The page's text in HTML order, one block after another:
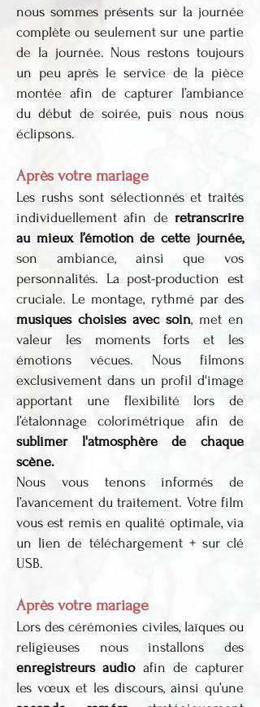
nous sommes présents sur la journée
complète ou seulement sur une partie
de la journée. Nous restons toujours
un peu après le service de la pièce
montée afin de capturer l’ambiance
du début de soirée, puis nous nous
éclipsons.
Après votre mariage
Les rushs sont sélectionnés et traités
individuellement afin de retranscrire
au mieux l’émotion de cette journée,
son ambiance, ainsi que vos
personnalités. La post-production est
cruciale. Le montage, rythmé par des
musiques choisies avec soin, met en
valeur les moments forts et les
émotions vécues. Nous filmons
exclusivement dans un profil d'image
apportant une flexibilité lors de
l’étalonnage colorimétrique afin de
sublimer l'atmosphère de chaque
scène.
Nous vous tenons informés de
l’avancement du traitement. Votre film
vous est remis en qualité optimale, via
un lien de téléchargement + sur clé
USB.
Après votre mariage
Lors des cérémonies civiles, laïques ou
religieuses nous installons des
enregistreurs audioafin de capturer
les vœux et les discours, ainsi qu’une